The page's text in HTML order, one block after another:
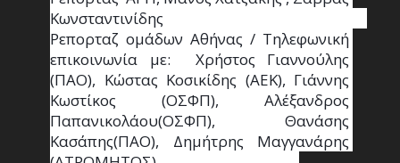
Κωνσταντινίδης
Ρεπορταζ ομάδων Αθήνας / Τηλεφωνική
επικοινωνία με:  Χρήστος Γιαννούλης
(ΠΑΟ), Κώστας Κοσικίδης (ΑΕΚ), Γιάννης
Κωστίκος (ΟΣΦΠ), Αλέξανδρος
Παπανικολάου(ΟΣΦΠ), Θανάσης
Κασάπης(ΠΑΟ), Δημήτρης Μαγγανάρης